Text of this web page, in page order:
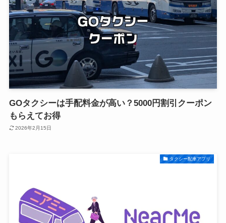
GOタクシーは手配料金が高い？5000円割引クーポン
もらえてお得
2026年2月15日
タクシー配車アプリ